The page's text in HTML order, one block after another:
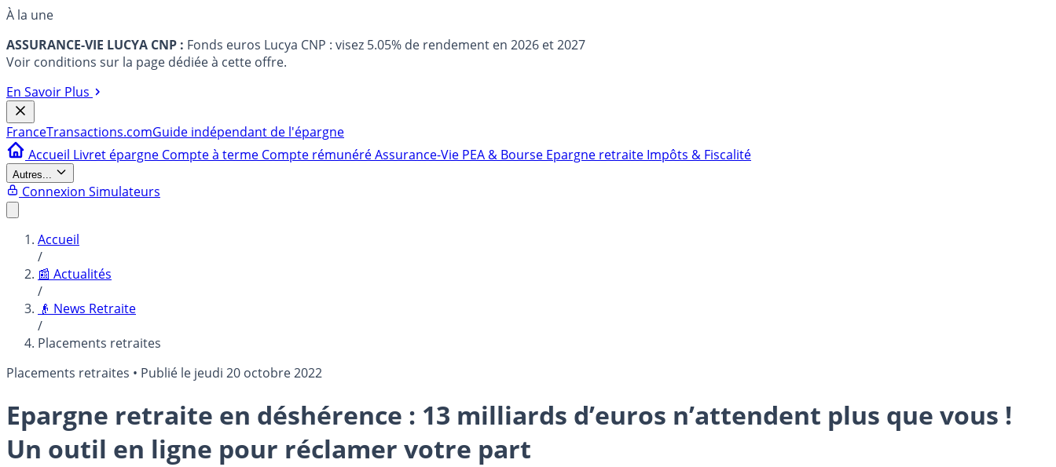
À la une
ASSURANCE-VIE LUCYA CNP : Fonds euros Lucya CNP : visez 5.05% de rendement en 2026 et 2027
Voir conditions sur la page dédiée à cette offre.
En Savoir Plus
FranceTransactions.comGuide indépendant de l'épargne
Accueil Livret épargne Compte à terme Compte rémunéréAssurance-Vie PEA & Bourse Epargne retraite Impôts & Fiscalité
Autres...
Connexion Simulateurs
Accueil
/
📰 Actualités
/
👴 News Retraite
/
Placements retraites
Placements retraites • Publié le jeudi 20 octobre 2022
Epargne retraite en déshérence : 13 milliards d’euros n’attendent plus que vous !
Un outil en ligne pour réclamer votre part